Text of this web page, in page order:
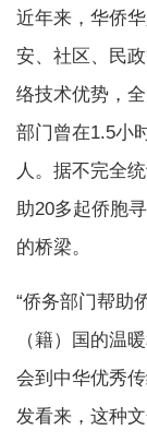
近年来，华侨
安、社区、民
络技术优势，
部门曾在1.5小
人。据不完全
助20多起侨胞
的桥梁。
“侨务部门帮助
（籍）国的温
会到中华优秀
发看来，这种